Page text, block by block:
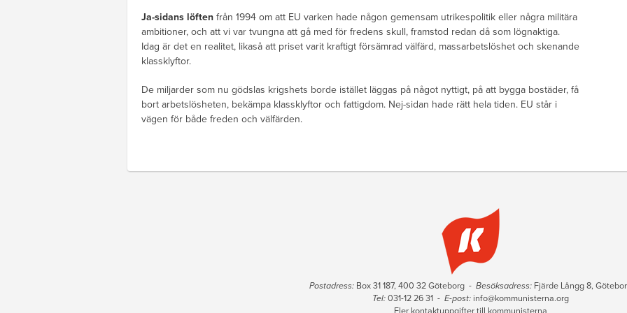
Ja-sidans löften från 1994 om att EU varken hade någon gemensam utrikespolitik eller några militära
ambitioner, och att vi var tvungna att gå med för fredens skull, framstod redan då som lögnaktiga.
Idag är det en realitet, likaså att priset varit kraftigt försämrad välfärd, massarbetslöshet och skenande
klassklyftor.
De miljarder som nu gödslas krigshets borde istället läggas på något nyttigt, på att bygga bostäder, få
bort arbetslösheten, bekämpa klassklyftor och fattigdom. Nej-sidan hade rätt hela tiden. EU står i
vägen för både freden och välfärden.
Postadress:Box 31 187, 400 32 Göteborg - Besöksadress:Fjärde Långg 8,
Tel:031-12 26 31 - E-post: info@kommunisterna.org